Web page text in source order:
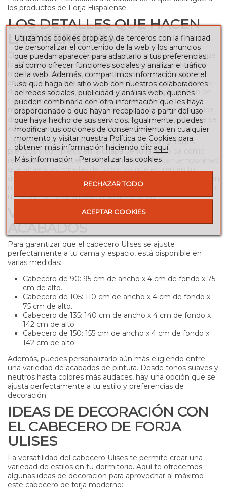
los productos de Forja Hispalense.
LOS DETALLES QUE HACEN
LA DIFERENCIA
El cabecero de forja Ulises cuenta con un diseño mural que
lo diferencia de los cabeceros convencionales, ya que se
monta directamente en la pared (ten en cuenta que el
anclaje no está incluido). Su estructura presenta un marco
de chapa rectangular que alberga un intrincado patrón de
figuras geométricas asimétricas, cortadas con precisión
mediante láser en la chapa. Esta meticulosa atención a los
detalles le confiere un aspecto moderno y elegante que se
adapta a una variedad de estilos de decoración.
La técnica del corte con láser permite crear patrones
precisos y complejos en la chapa de forja. Esto da como
resultado un cabecero único con un diseño contemporáneo
que atraerá las miradas de todos los que entren en tu
un carácter dinámico y moderno, ideal para quienes buscan
un toque de originalidad en su decoración.
VARIEDAD DE MEDIDAS Y
ACABADOS
Para garantizar que el cabecero Ulises se ajuste
perfectamente a tu cama y espacio, está disponible en
varias medidas:
Cabecero de 90: 95 cm de ancho x 4 cm de fondo x 75
cm de alto.
Cabecero de 105: 110 cm de ancho x 4 cm de fondo x
75 cm de alto.
Cabecero de 135: 140 cm de ancho x 4 cm de fondo x
142 cm de alto.
Cabecero de 150: 155 cm de ancho x 4 cm de fondo x
142 cm de alto.
Además, puedes personalizarlo aún más eligiendo entre
una variedad de acabados de pintura. Desde tonos suaves y
neutros hasta colores más audaces, hay una opción que se
ajusta perfectamente a tu estilo y preferencias de
decoración.
IDEAS DE DECORACIÓN CON
EL CABECERO DE FORJA
ULISES
La versatilidad del cabecero Ulises te permite crear una
variedad de estilos en tu dormitorio. Aquí te ofrecemos
algunas ideas de decoración para aprovechar al máximo
este cabecero de forja moderno:
Utilizamos cookies propias y de terceros con la finalidad
de personalizar el contenido de la web y los anuncios
que puedan aparecer para adaptarlo a tus preferencias,
así como ofrecer funciones sociales y analizar el tráfico
de la web. Además, compartimos información sobre el
uso que haga del sitio web con nuestros colaboradores
de redes sociales, publicidad y análisis web, quienes
pueden combinarla con otra información que les haya
proporcionado o que hayan recopilado a partir del uso
que haya hecho de sus servicios. Igualmente, puedes
modificar tus opciones de consentimiento en cualquier
momento y visitar nuestra Política de Cookies para
obtener más información haciendo clic aquí
Más información
Personalizar las cookies
RECHAZAR TODO
ACEPTAR COOKIES